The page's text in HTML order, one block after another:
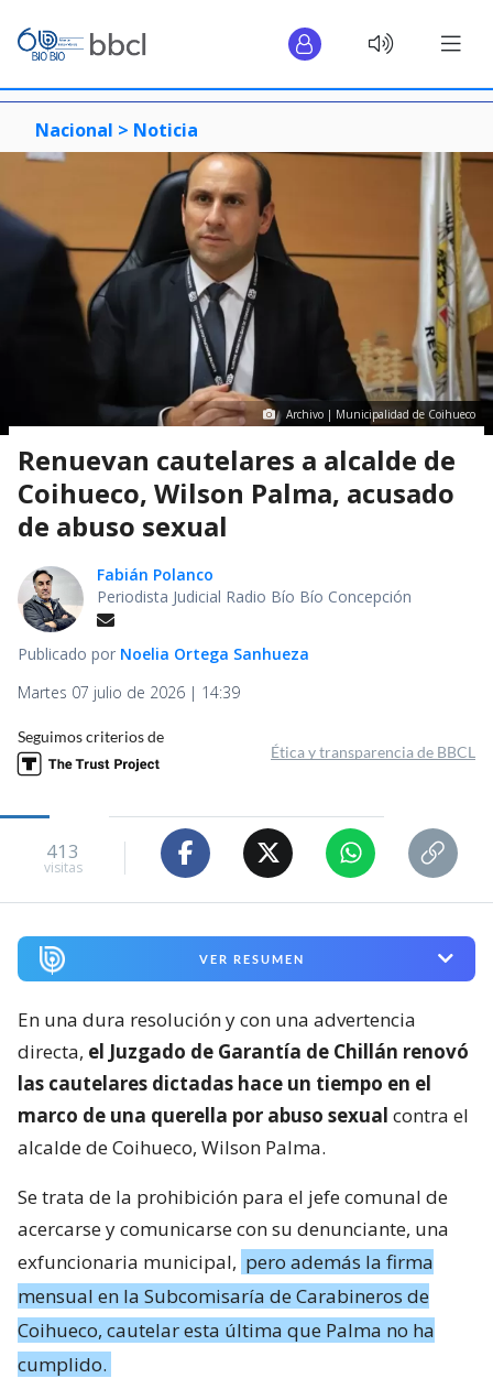
Nacional > Noticia
Archivo | Municipalidad de Coihueco
Renuevan cautelares a alcalde de
Coihueco, Wilson Palma, acusado
de abuso sexual
Fabián Polanco
Periodista Judicial Radio Bío Bío Concepción
Publicado por Noelia Ortega Sanhueza
Martes 07 julio de 2026 | 14:39
Seguimos criterios de
Ética y transparencia de BBCL
413
visitas
VER RESUMEN
En una dura resolución y con una advertencia
directa, el Juzgado de Garantía de Chillán renovó
las cautelares dictadas hace un tiempo en el
marco de una querella por abuso sexual contra el
alcalde de Coihueco, Wilson Palma.
Se trata de la prohibición para el jefe comunal de
acercarse y comunicarse con su denunciante, una
exfuncionaria municipal, pero además la firma
mensual en la Subcomisaría de Carabineros de
Coihueco, cautelar esta última que Palma no ha
cumplido.